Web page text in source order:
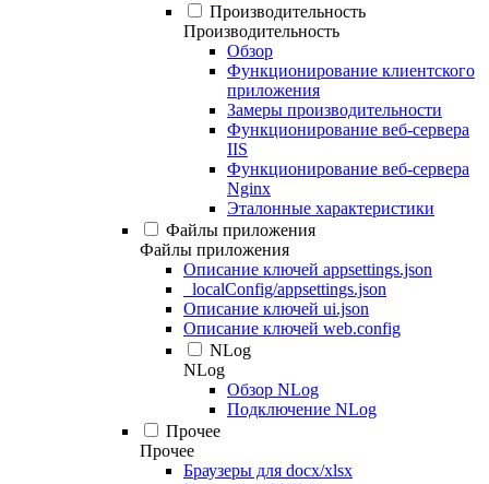
Производительность
Производительность
Обзор
Функционирование клиентского
приложения
Замеры производительности
Функционирование веб-сервера
IIS
Функционирование веб-сервера
Nginx
Эталонные характеристики
Файлы приложения
Файлы приложения
Описание ключей appsettings.json
_localConfig/appsettings.json
Описание ключей ui.json
Описание ключей web.config
NLog
NLog
Обзор NLog
Подключение NLog
Прочее
Прочее
Браузеры для docx/xlsx